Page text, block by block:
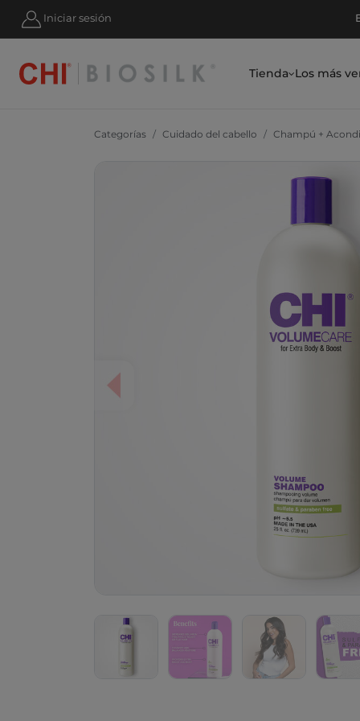
Iniciar sesión
Y AHORRA UN 10 % HOY MISMO
Tienda Los más
Categorías Cuidado del cabello Champú +